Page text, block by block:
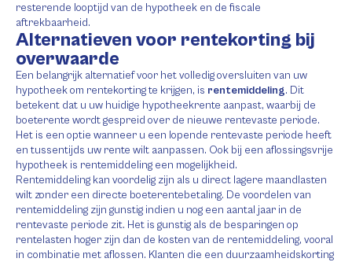
resterende looptijd van de hypotheek en de fiscale
aftrekbaarheid.
Alternatieven voor rentekorting bij
overwaarde
Een belangrijk alternatief voor het volledig oversluiten van uw
hypotheek om rentekorting te krijgen, is rentemiddeling. Dit
betekent dat u uw huidige hypotheekrente aanpast, waarbij de
boeterente wordt gespreid over de nieuwe rentevaste periode.
Het is een optie wanneer u een lopende rentevaste periode heeft
en tussentijds uw rente wilt aanpassen. Ook bij een aflossingsvrije
hypotheek is rentemiddeling een mogelijkheid.
Rentemiddeling kan voordelig zijn als u direct lagere maandlasten
wilt zonder een directe boeterentebetaling. De voordelen van
rentemiddeling zijn gunstig indien u nog een aantal jaar in de
rentevaste periode zit. Het is gunstig als de besparingen op
rentelasten hoger zijn dan de kosten van de rentemiddeling, vooral
in combinatie met aflossen. Klanten die een duurzaamheidskorting